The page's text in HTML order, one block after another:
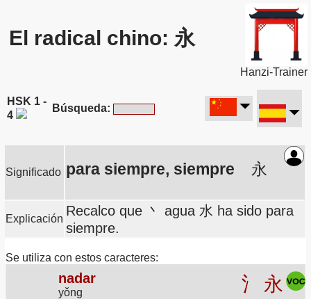
El radical chino: 永
Hanzi-Trainer
HSK 1 -
4
Búsqueda:
Significado para siempre, siempre 永
Explicación
Recalco que 丶 agua 水 ha sido para
siempre.
Se utiliza con estos caracteres:
nadar
yǒng 氵 永